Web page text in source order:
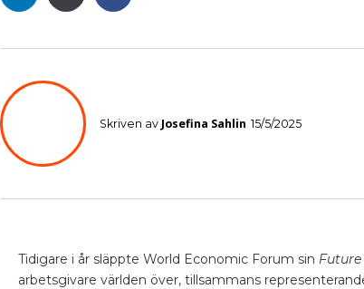
Skriven av Josefina Sahlin 15/5/2025
Tidigare i år släppte World Economic Forum sin Future
arbetsgivare världen över, tillsammans